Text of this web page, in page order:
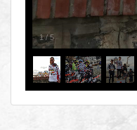
1/5